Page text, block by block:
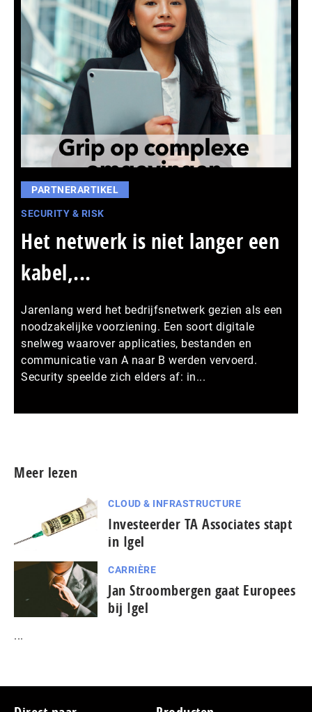
PARTNERARTIKEL
SECURITY & RISK
Het netwerk is niet langer een
kabel,...
Jarenlang werd het bedrijfsnetwerk gezien als een
noodzakelijke voorziening. Een soort digitale
snelweg waarover applicaties, bestanden en
communicatie van A naar B werden vervoerd.
Security speelde zich elders af: in...
Meer lezen
CLOUD & INFRASTRUCTURE
Investeerder TA Associates stapt
in Igel
CARRIÈRE
Jan Stroombergen gaat Europees
bij Igel
...